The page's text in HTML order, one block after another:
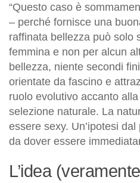
“Questo caso è
– perché fornisce una
raffinata bellezza può solo
femmina e non per alcun
bellezza, niente secondi
orientate da fascino e
ruolo evolutivo accanto
selezione naturale. La
essere sexy. Un’ipotesi
da dover essere
L’idea